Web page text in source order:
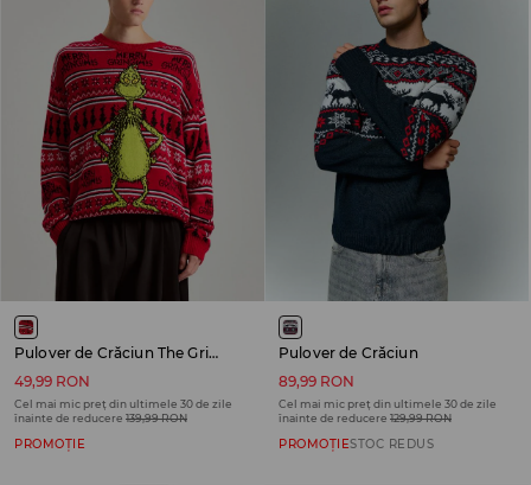
Pulover de Crăciun The Grinch
49,99 RON
Cel mai mic preț din ultimele 30 de zile
înainte de reducere 139,99 RON
PROMOȚIE
Pulover de Crăciun
89,99 RON
Cel mai mic preț din ultimele 30 de zile
înainte de reducere 129,99 RON
PROMOȚIESTOC REDUS